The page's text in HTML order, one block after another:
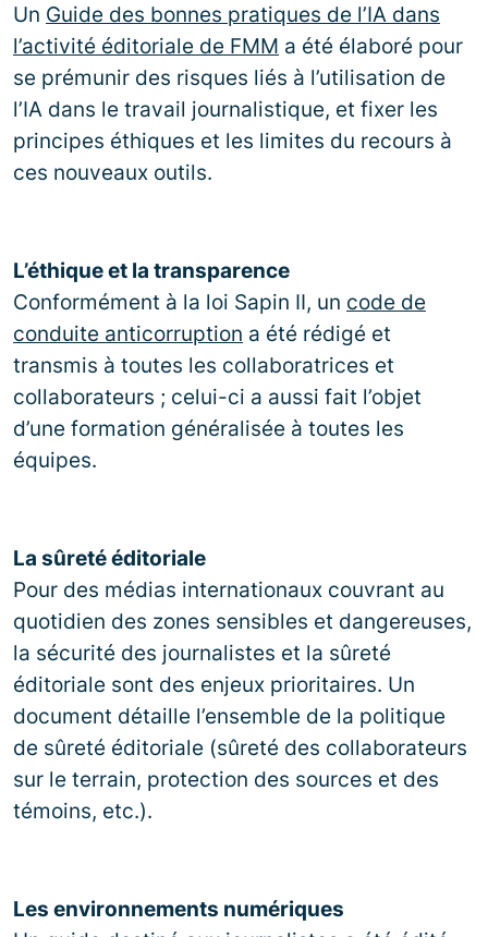
Un Guide des bonnes pratiques de l’IA dans
l’activité éditoriale de FMM a été élaboré pour
se prémunir des risques liés à l’utilisation de
l’IA dans le travail journalistique, et fixer les
principes éthiques et les limites du recours à
ces nouveaux outils.
L’éthique et la transparence
Conformément à la loi Sapin II, un code de
conduite anticorruption a été rédigé et
transmis à toutes les collaboratrices et
collaborateurs ; celui-ci a aussi fait l’objet
d’une formation généralisée à toutes les
équipes.
La sûreté éditoriale
Pour des médias internationaux couvrant au
quotidien des zones sensibles et dangereuses,
la sécurité des journalistes et la sûreté
éditoriale sont des enjeux prioritaires. Un
document détaille l’ensemble de la politique
de sûreté éditoriale (sûreté des collaborateurs
sur le terrain, protection des sources et des
témoins, etc.).
Les environnements numériques